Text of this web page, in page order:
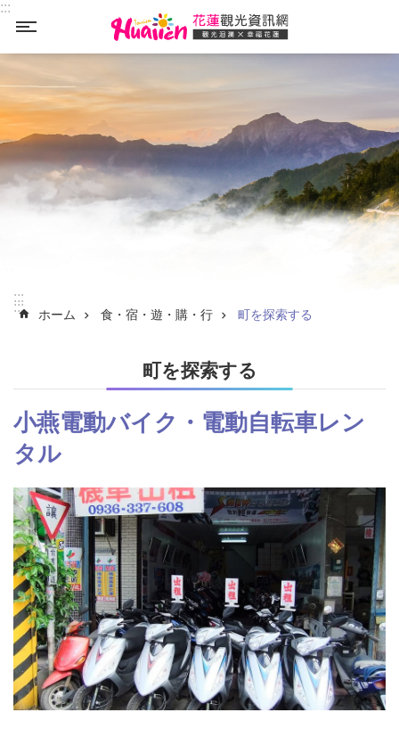
メインのコンテンツブロックにジャンプします
:::
:::
::: ホーム 食・宿・遊・購・行 町を探索する
町を探索する
小燕電動バイク・電動自転車レン
タル